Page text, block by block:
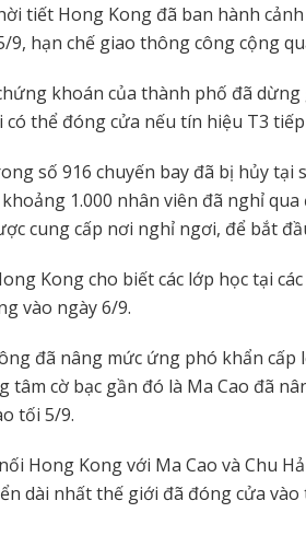
tiết Hong Kong đã ban hành
9, hạn chế giao thông công cộng
khoán của thành phố đã
thể đóng cửa nếu tín hiệu T3
số 916 chuyến bay đã bị hủy tại
1.000 nhân viên đã nghỉ
cung cấp nơi nghỉ ngơi, để bắt
Kong cho biết các lớp học tại
vào ngày 6/9.
đã nâng mức ứng phó khẩn cấp
cờ bạc gần đó là Ma Cao đã
tối 5/9.
Hong Kong với Ma Cao và Chu
dài nhất thế giới đã đóng cửa